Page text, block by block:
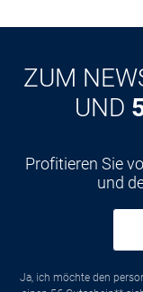
ZUM
UND
Profitieren Sie
und
Ja, ich möchte den